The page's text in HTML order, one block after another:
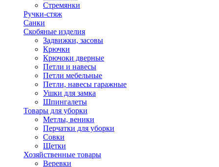
Стремянки
Ручки-стяж
Санки
Скобяные изделия
Задвижки, засовы
Крючки
Крючоки дверные
Петли и навесы
Петли мебельные
Петли, навесы гаражные
Ушки для замка
Шпингалеты
Товары для уборки
Метлы, веники
Перчатки для уборки
Совки
Щетки
Хозяйственные товары
Веревки